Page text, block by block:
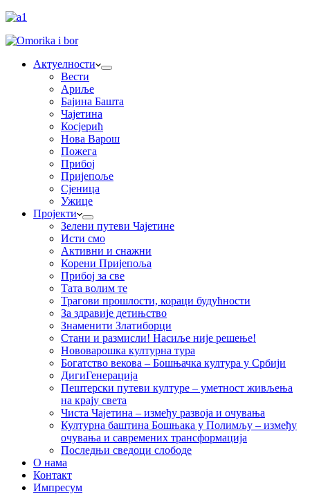
Актуелности
Вести
Ариље
Бајина Башта
Чајетина
Косјерић
Нова Варош
Пожега
Прибој
Пријепоље
Сјеница
Ужице
Пројекти
Зелени путеви Чајетине
Исти смо
Активни и снажни
Корени Пријепоља
Прибој за све
Тата волим те
Трагови прошлости, кораци будућности
За здравије детињство
Знаменити Златиборци
Стани и размисли! Насиље није решење!
Нововарошка културна тура
Богатство векова – Бошњачка култура у Србији
ДигиГенерација
Пештерски путеви културе – уметност живљења
на крају света
Чиста Чајетина – између развоја и очувања
Културна баштина Бошњака у Полимљу – између
очувања и савремених трансформација
Последњи сведоци слободе
О нама
Контакт
Импресум